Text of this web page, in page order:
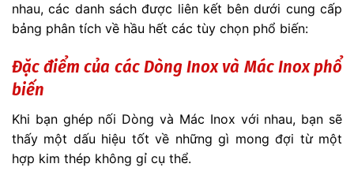
nhau, các danh sách được liên kết bên dưới cung cấp
bảng phân tích về hầu hết các tùy chọn phổ biến:
Đặc điểm của các Dòng Inox và Mác Inox phổ
biến
Khi bạn ghép nối Dòng và Mác Inox với nhau, bạn sẽ
thấy một dấu hiệu tốt về những gì mong đợi từ một
hợp kim thép không gỉ cụ thể.